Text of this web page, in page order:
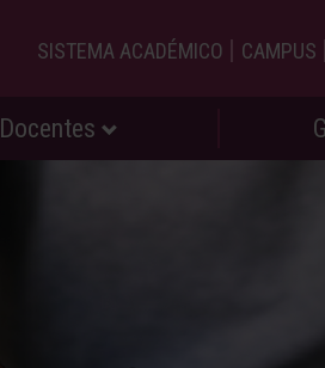
SISTEMA ACADÉMICO | CAMPUS
Docentes